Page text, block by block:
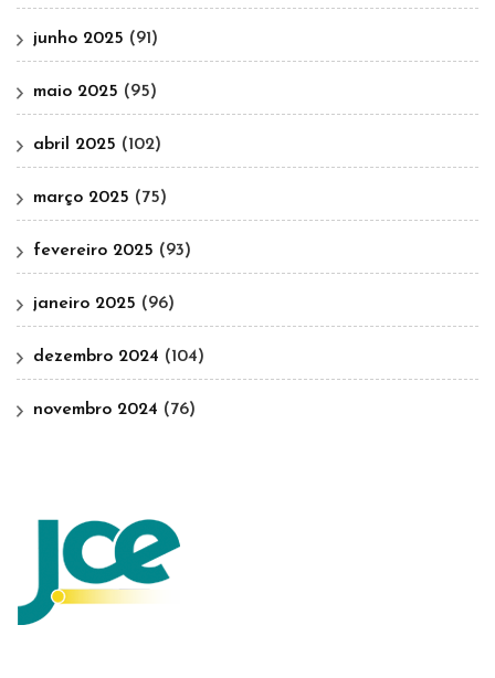
junho 2025 (91)
maio 2025 (95)
abril 2025 (102)
março 2025 (75)
fevereiro 2025 (93)
janeiro 2025 (96)
dezembro 2024 (104)
novembro 2024 (76)